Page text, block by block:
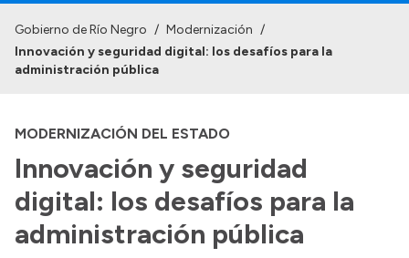
Institucional
Misión y Visión
Normativa
Transparencia
Gobierno de Río Negro / Modernización /
Innovación y seguridad digital: los desafíos para la
administración pública
MODERNIZACIÓN DEL ESTADO
Innovación y seguridad
digital: los desafíos para la
administración pública